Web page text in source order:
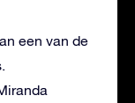
een van de